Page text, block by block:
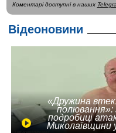
Коментарі доступні в наших
Відеоновини
«Дружина
полювання»:
подробиці
Миколаївщини